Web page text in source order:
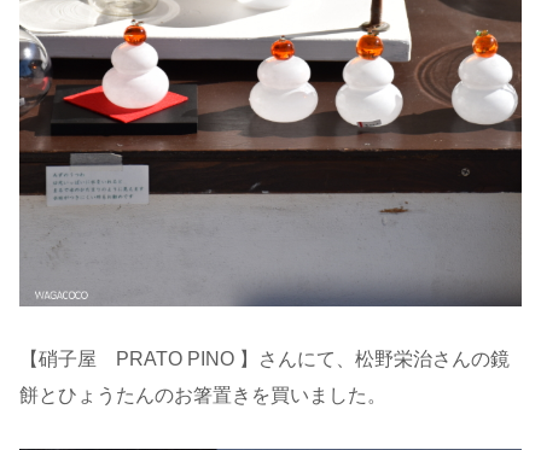
【硝子屋 PRATO PINO 】さんにて、松野栄治さんの鏡
餅とひょうたんのお箸置きを買いました。